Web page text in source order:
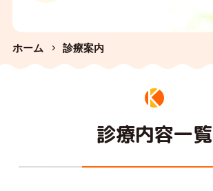
ホーム 診療案内
診療内容一覧